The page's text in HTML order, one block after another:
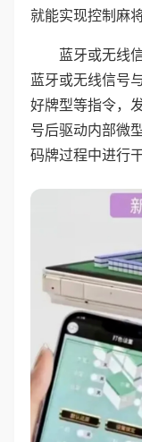
就能实现控制麻
蓝牙或无线
蓝牙或无线信号
好牌型等指令，
号后驱动内部微
码牌过程中进行